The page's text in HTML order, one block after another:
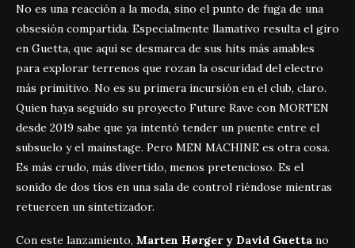
No es una reacción a la moda, sino el punto de fuga de una
obsesión compartida. Especialmente llamativo resulta el giro
en Guetta, que aquí se desmarca de sus hits más amables
para explorar terrenos que rozan la oscuridad del electro
más primitivo. No es su primera incursión en el club, claro.
Quien haya seguido su proyecto Future Rave con MORTEN
desde 2019 sabe que ya intentó tender un puente entre el
subsuelo y el mainstage. Pero MEN MACHINE es otra cosa.
Es más crudo, más divertido, menos pretencioso. Es el
sonido de dos tíos en una sala de control riéndose mientras
retuercen un sintetizador.
Con este lanzamiento, Marten Hørger y David Guetta no